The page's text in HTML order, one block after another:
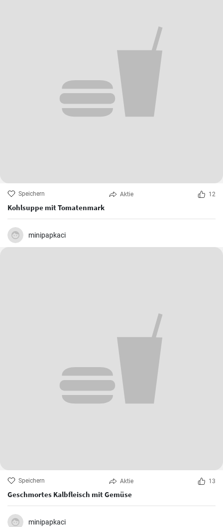
Speichern Aktie 12
Kohlsuppe mit Tomatenmark
minipapkaci
Speichern Aktie 13
Geschmortes Kalbfleisch mit Gemüse
minipapkaci